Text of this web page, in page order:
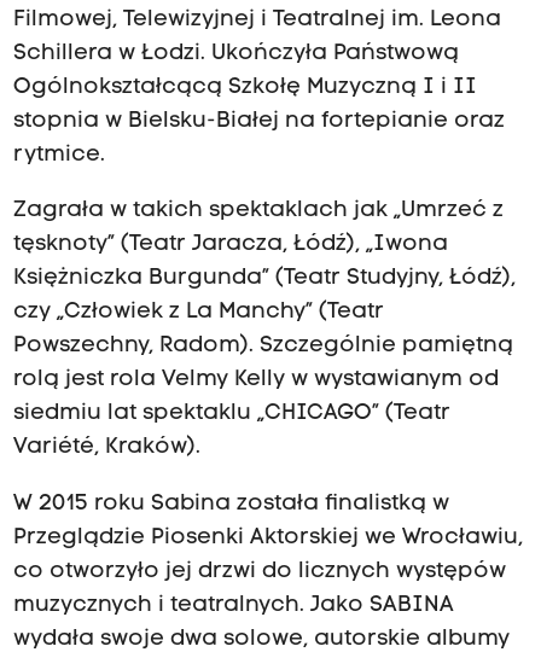
Filmowej, Telewizyjnej i Teatralnej im. Leona
Schillera w Łodzi. Ukończyła Państwową
Ogólnokształcącą Szkołę Muzyczną I i II
stopnia w Bielsku-Białej na fortepianie oraz
rytmice.
Zagrała w takich spektaklach jak „Umrzeć z
tęsknoty” (Teatr Jaracza, Łódź), „Iwona
Księżniczka Burgunda” (Teatr Studyjny, Łódź),
czy „Człowiek z La Manchy” (Teatr
Powszechny, Radom). Szczególnie pamiętną
rolą jest rola Velmy Kelly w wystawianym od
siedmiu lat spektaklu „CHICAGO” (Teatr
Variété, Kraków).
W 2015 roku Sabina została finalistką w
Przeglądzie Piosenki Aktorskiej we Wrocławiu,
co otworzyło jej drzwi do licznych występów
muzycznych i teatralnych. Jako SABINA
wydała swoje dwa solowe, autorskie albumy